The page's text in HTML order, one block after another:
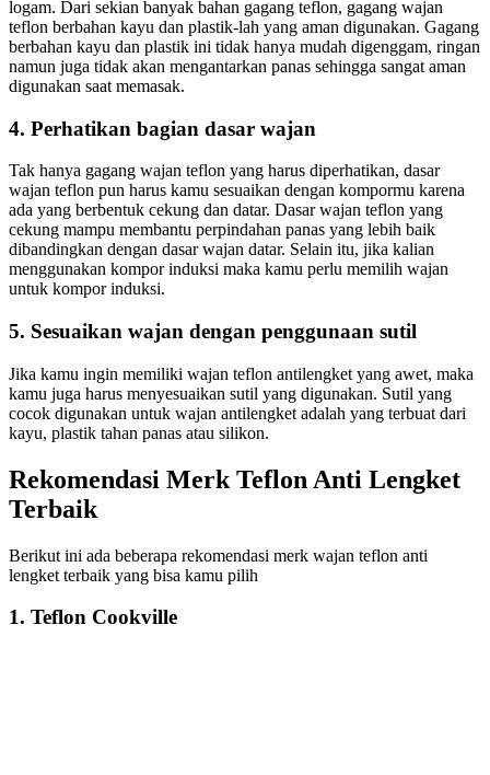
logam. Dari sekian banyak bahan gagang teflon, gagang wajan
teflon berbahan kayu dan plastik-lah yang aman digunakan. Gagang
berbahan kayu dan plastik ini tidak hanya mudah digenggam, ringan
namun juga tidak akan mengantarkan panas sehingga sangat aman
digunakan saat memasak.
4. Perhatikan bagian dasar wajan
Tak hanya gagang wajan teflon yang harus diperhatikan, dasar
wajan teflon pun harus kamu sesuaikan dengan kompormu karena
ada yang berbentuk cekung dan datar. Dasar wajan teflon yang
cekung mampu membantu perpindahan panas yang lebih baik
dibandingkan dengan dasar wajan datar. Selain itu, jika kalian
menggunakan kompor induksi maka kamu perlu memilih wajan
untuk kompor induksi.
5. Sesuaikan wajan dengan penggunaan sutil
Jika kamu ingin memiliki wajan teflon antilengket yang awet, maka
kamu juga harus menyesuaikan sutil yang digunakan. Sutil yang
cocok digunakan untuk wajan antilengket adalah yang terbuat dari
kayu, plastik tahan panas atau silikon.
Rekomendasi Merk Teflon Anti Lengket
Terbaik
Berikut ini ada beberapa rekomendasi merk wajan teflon anti
lengket terbaik yang bisa kamu pilih
1. Teflon Cookville